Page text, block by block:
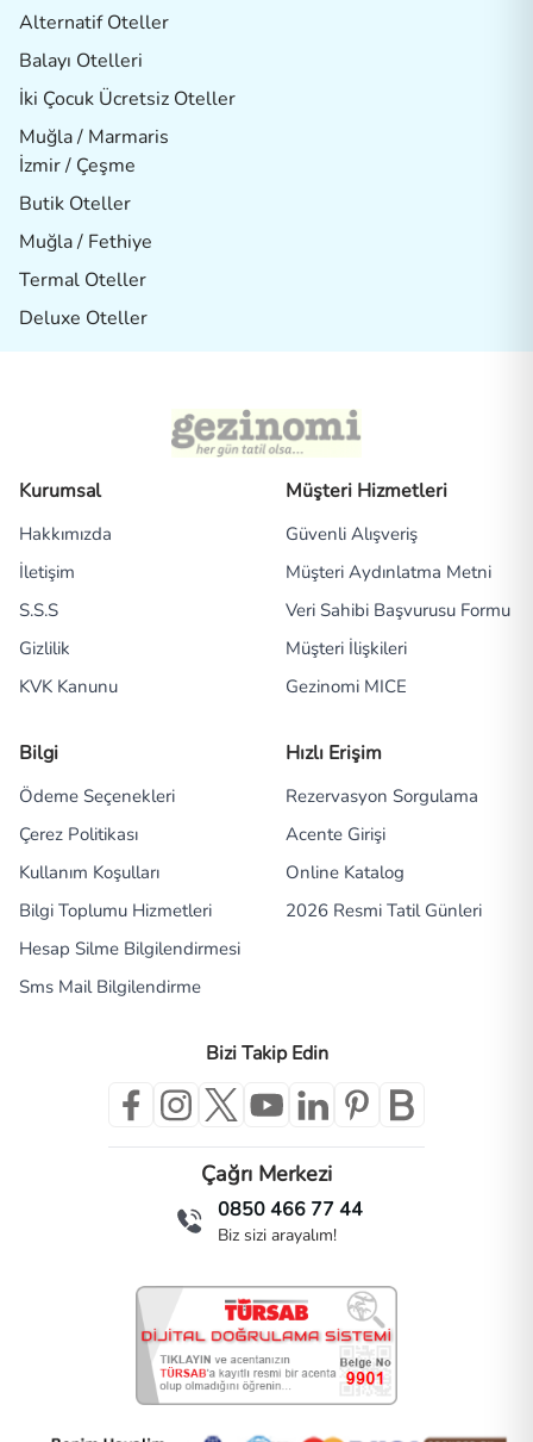
Alternatif Oteller
Balayı Otelleri
İki Çocuk Ücretsiz Oteller
Muğla / Marmaris
İzmir / Çeşme
Butik Oteller
Muğla / Fethiye
Termal Oteller
Deluxe Oteller
Kurumsal
Hakkımızda
İletişim
S.S.S
Gizlilik
KVK Kanunu
Müşteri Hizmetleri
Güvenli Alışveriş
Müşteri Aydınlatma Metni
Veri Sahibi Başvurusu Formu
Müşteri İlişkileri
Gezinomi MICE
Bilgi
Ödeme Seçenekleri
Çerez Politikası
Kullanım Koşulları
Bilgi Toplumu Hizmetleri
Hesap Silme Bilgilendirmesi
Sms Mail Bilgilendirme
Hızlı Erişim
Rezervasyon Sorgulama
Acente Girişi
Online Katalog
2026 Resmi Tatil Günleri
Bizi Takip Edin
Çağrı Merkezi
0850 466 77 44
Biz sizi arayalım!